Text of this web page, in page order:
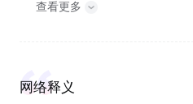
查看更多
网络释义